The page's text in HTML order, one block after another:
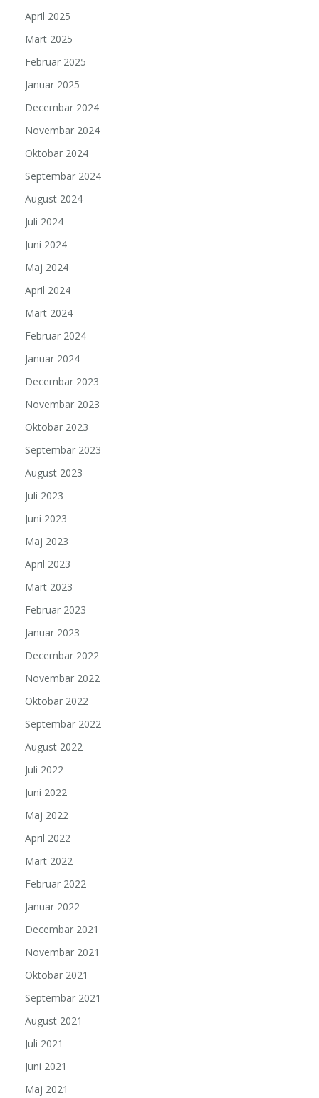
April 2025
Mart 2025
Februar 2025
Januar 2025
Decembar 2024
Novembar 2024
Oktobar 2024
Septembar 2024
August 2024
Juli 2024
Juni 2024
Maj 2024
April 2024
Mart 2024
Februar 2024
Januar 2024
Decembar 2023
Novembar 2023
Oktobar 2023
Septembar 2023
August 2023
Juli 2023
Juni 2023
Maj 2023
April 2023
Mart 2023
Februar 2023
Januar 2023
Decembar 2022
Novembar 2022
Oktobar 2022
Septembar 2022
August 2022
Juli 2022
Juni 2022
Maj 2022
April 2022
Mart 2022
Februar 2022
Januar 2022
Decembar 2021
Novembar 2021
Oktobar 2021
Septembar 2021
August 2021
Juli 2021
Juni 2021
Maj 2021